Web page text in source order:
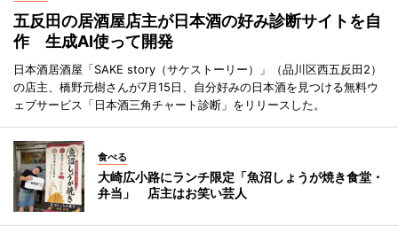
五反田の居酒屋店主が日本酒の好み診断サイトを自
作 生成AI使って開発
日本酒居酒屋「SAKE story（サケストーリー）」（品川区西五反田2）
の店主、橋野元樹さんが7月15日、自分好みの日本酒を見つける無料ウ
ェブサービス「日本酒三角チャート診断」をリリースした。
食べる
大崎広小路にランチ限定「魚沼しょうが焼き食堂・
弁当」 店主はお笑い芸人